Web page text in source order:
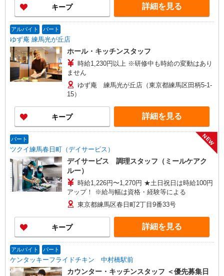
キープ 詳細を見る
アルバイト パート
ゆず庵 練馬光が丘店
ホール・キッチンスタッフ
時給1,230円以上 ※研修中も時給の変動はあり
ません
ゆず庵 練馬光が丘店（東京都練馬区田柄5-1-
15）
キープ 詳細を見る
パート
ツクイ練馬春日町（デイサービス）
NEW
デイサービス 調理スタッフ（ミールケアク
ルー）
時給1,226円〜1,270円 ★土日祝日は時給100円
アップ！ ※給与幅は資格・経験等による
東京都練馬区春日町2丁目9番33号
キープ 詳細を見る
アルバイト パート
ケンタッキーフライドチキン 中村橋駅前
カウンター・キッチンスタッフ ＜優先募集日